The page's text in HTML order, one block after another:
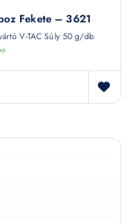
Fekete – 3621
V-TAC Súly 50 g/db